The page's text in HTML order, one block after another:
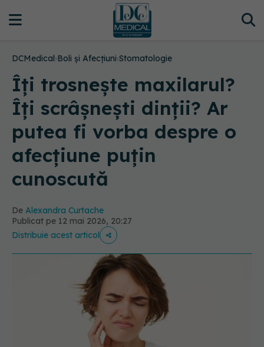
DCMedical›Boli și Afecțiuni›Stomatologie
Îți trosnește maxilarul?
Îți scrâșnești dinții? Ar
putea fi vorba despre o
afecțiune puțin
cunoscută
De Alexandra Curtache
Publicat pe 12 mai 2026, 20:27
Distribuie acest articol